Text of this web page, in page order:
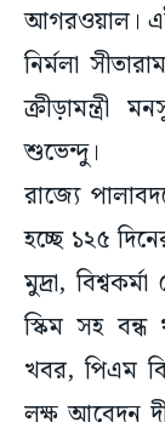
আগরওয়াল। এই
নির্মলা
ক্রীড়ামন্ত্রী
শুভেন্দু।
রাজ্যে
হচ্ছে ১২৫
মুদ্রা,
স্কিম সহ বন্ধ
খবর, পিএম